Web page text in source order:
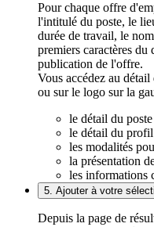
Pour chaque offre
l'intitulé du poste, le
durée de travail, le
premiers caractères du
publication de l'offre.
Vous accédez au
ou sur le logo sur la
le détail du
le détail du
les modalités
la présentation
les informations
5. Ajouter à votre
Depuis la page de